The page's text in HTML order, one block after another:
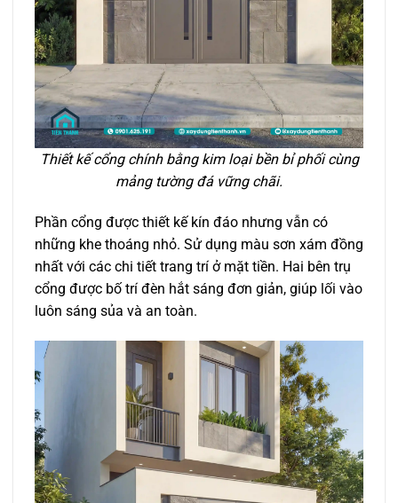
Thiết kế cổng chính bằng kim loại bền bỉ phối cùng
mảng tường đá vững chãi.
Phần cổng được thiết kế kín đáo nhưng vẫn có
những khe thoáng nhỏ. Sử dụng màu sơn xám đồng
nhất với các chi tiết trang trí ở mặt tiền. Hai bên trụ
cổng được bố trí đèn hắt sáng đơn giản, giúp lối vào
luôn sáng sủa và an toàn.